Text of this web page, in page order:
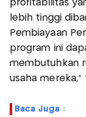
profitabilitas
lebih tinggi
Pembiayaan
program ini
membutuhkan
usaha mereka,”
Baca Juga :